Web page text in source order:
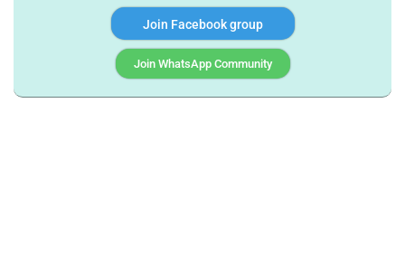
Join Facebook group
Join WhatsApp Community